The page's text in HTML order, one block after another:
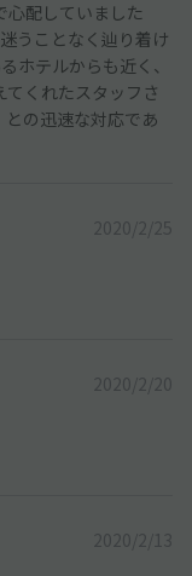
心配していました
うことなく辿り着け
ホテルからも近く、
くれたスタッフさ
の迅速な対応であ
2020/2/25
2020/2/20
2020/2/13